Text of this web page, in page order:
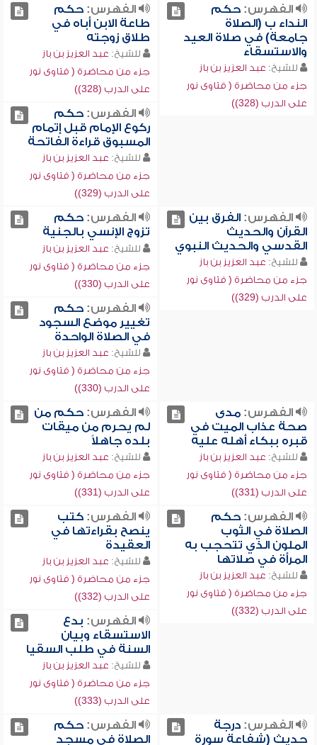
الفهرس:حكم
النداء ب (الصلاة
جامعة) في صلاة العيد
والاستسقاء
للشيخ: عبد العزيز بن باز
جزء من محاضرة ( فتاوى نور
على الدرب (328))
الفهرس:حكم
طاعة الابن أباه في
طلاق زوجته
للشيخ: عبد العزيز بن باز
جزء من محاضرة ( فتاوى نور
على الدرب (328))
الفهرس:حكم
ركوع الإمام قبل إتمام
المسبوق قراءة الفاتحة
للشيخ: عبد العزيز بن باز
جزء من محاضرة ( فتاوى نور
على الدرب (329))
الفهرس:الفرق بين
القرآن والحديث
القدسي والحديث النبوي
للشيخ: عبد العزيز بن باز
جزء من محاضرة ( فتاوى نور
على الدرب (329))
الفهرس:حكم
تزوج الإنسي بالجنية
للشيخ: عبد العزيز بن باز
جزء من محاضرة ( فتاوى نور
على الدرب (330))
الفهرس:حكم
تغيير موضع السجود
في الصلاة الواحدة
للشيخ: عبد العزيز بن باز
جزء من محاضرة ( فتاوى نور
على الدرب (330))
الفهرس:مدى
صحة عذاب الميت في
قبره ببكاء أهله عليه
للشيخ: عبد العزيز بن باز
جزء من محاضرة ( فتاوى نور
على الدرب (331))
الفهرس:حكم من
لم يحرم من ميقات
بلده جاهلاً
للشيخ: عبد العزيز بن باز
جزء من محاضرة ( فتاوى نور
على الدرب (331))
الفهرس:حكم
الصلاة في الثوب
الملون الذي تتحجب به
المرأة في صلاتها
للشيخ: عبد العزيز بن باز
جزء من محاضرة ( فتاوى نور
على الدرب (332))
الفهرس:كتب
ينصح بقراءتها في
العقيدة
للشيخ: عبد العزيز بن باز
جزء من محاضرة ( فتاوى نور
على الدرب (332))
الفهرس: بدع
الاستسقاء وبيان
السنة في طلب السقيا
للشيخ: عبد العزيز بن باز
جزء من محاضرة ( فتاوى نور
على الدرب (333))
الفهرس:درجة
حديث (شفاعة سورة
الفهرس:حكم
الصلاة في مسجد